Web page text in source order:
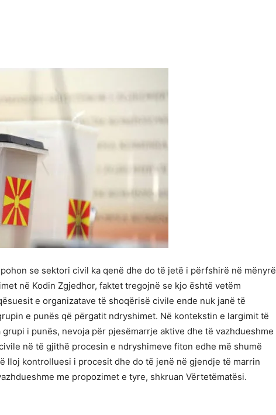
se sektori civil ka qenë dhe do të jetë i përfshirë në mënyrë
në Kodin Zgjedhor, faktet tregojnë se kjo është vetëm
e organizatave të shoqërisë civile ende nuk janë të
e punës që përgatit ndryshimet. Në kontekstin e largimit të
i punës, nevoja për pjesëmarrje aktive dhe të vazhdueshme
në të gjithë procesin e ndryshimeve fiton edhe më shumë
lloj kontrolluesi i procesit dhe do të jenë në gjendje të marrin
me propozimet e tyre, shkruan Vërtetëmatësi.